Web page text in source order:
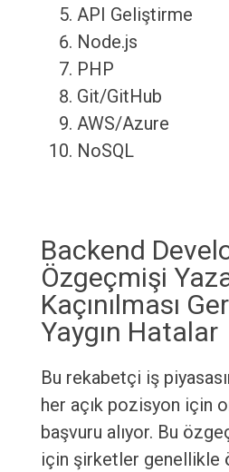
API Geliştirme
Node.js
PHP
Git/GitHub
AWS/Azure
NoSQL
Backend
Özgeçmişi
Kaçınılması
Yaygın Hatalar
Bu rekabetçi iş
her açık pozisyon için
başvuru alıyor. Bu
için şirketler genellikle